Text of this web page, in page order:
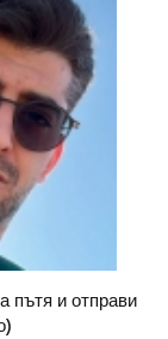
пътя и отправи